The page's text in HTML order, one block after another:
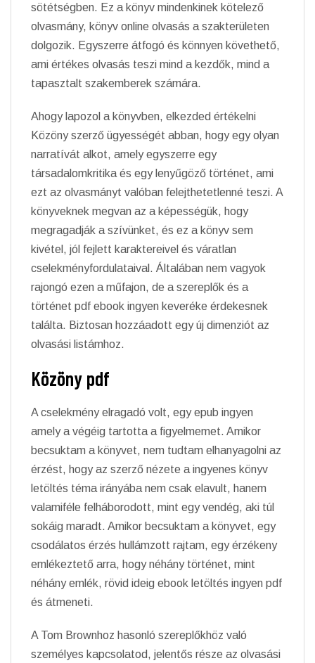
sötétségben. Ez a könyv mindenkinek kötelező
olvasmány, könyv online olvasás a szakterületen
dolgozik. Egyszerre átfogó és könnyen követhető,
ami értékes olvasás teszi mind a kezdők, mind a
tapasztalt szakemberek számára.
Ahogy lapozol a könyvben, elkezded értékelni
Közöny szerző ügyességét abban, hogy egy olyan
narratívát alkot, amely egyszerre egy
társadalomkritika és egy lenyűgöző történet, ami
ezt az olvasmányt valóban felejthetetlenné teszi. A
könyveknek megvan az a képességük, hogy
megragadják a szívünket, és ez a könyv sem
kivétel, jól fejlett karaktereivel és váratlan
cselekményfordulataival. Általában nem vagyok
rajongó ezen a műfajon, de a szereplők és a
történet pdf ebook ingyen keveréke érdekesnek
találta. Biztosan hozzáadott egy új dimenziót az
olvasási listámhoz.
Közöny pdf
A cselekmény elragadó volt, egy epub ingyen
amely a végéig tartotta a figyelmemet. Amikor
becsuktam a könyvet, nem tudtam elhanyagolni az
érzést, hogy az szerző nézete a ingyenes könyv
letöltés téma irányába nem csak elavult, hanem
valamiféle felháborodott, mint egy vendég, aki túl
sokáig maradt. Amikor becsuktam a könyvet, egy
csodálatos érzés hullámzott rajtam, egy érzékeny
emlékeztető arra, hogy néhány történet, mint
néhány emlék, rövid ideig ebook letöltés ingyen pdf
és átmeneti.
A Tom Brownhoz hasonló szereplőkhöz való
személyes kapcsolatod, jelentős része az olvasási